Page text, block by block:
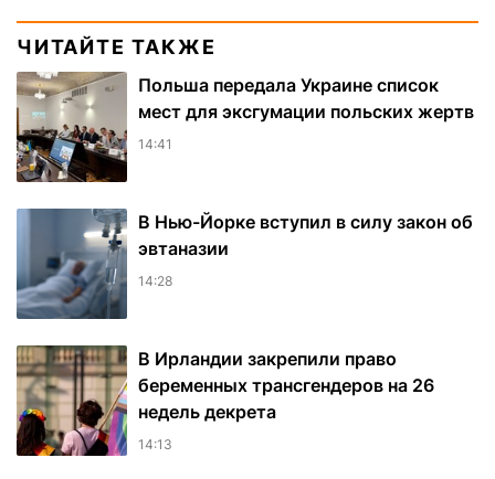
ЧИТАЙТЕ ТАКЖЕ
Польша передала Украине список
мест для эксгумации польских жертв
14:41
В Нью-Йорке вступил в силу закон об
эвтаназии
14:28
В Ирландии закрепили право
беременных трансгендеров на 26
недель декрета
14:13